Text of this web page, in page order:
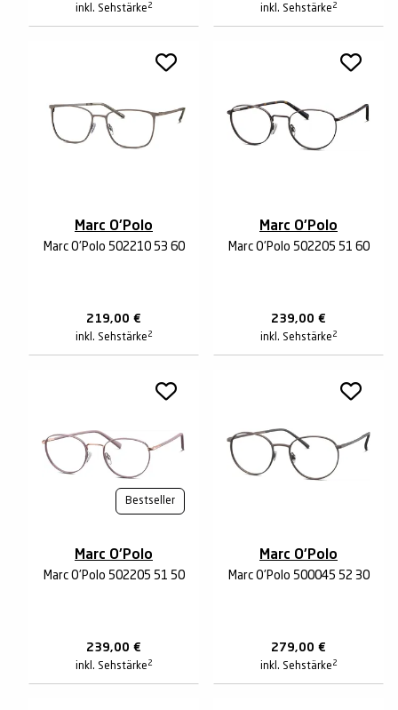
inkl. Sehstärke 2 inkl. Sehstärke 2
Marc O'Polo
Marc O'Polo 502210 53 60
219,00 €
inkl. Sehstärke 2
Marc O'Polo
Marc O'Polo 502205 51 60
239,00 €
inkl. Sehstärke 2
Bestseller
Marc O'Polo
Marc O'Polo 502205 51 50
239,00 €
inkl. Sehstärke 2
Marc O'Polo
Marc O'Polo 500045 52 30
279,00 €
inkl. Sehstärke 2